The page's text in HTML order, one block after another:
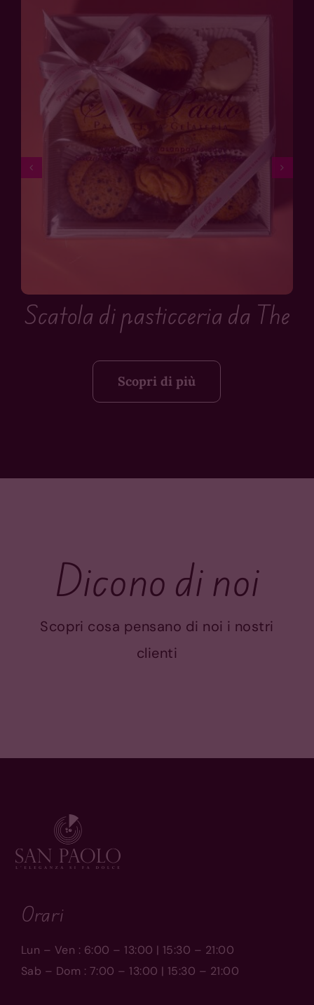
Scatola di pasticceria da The
Scopri di più
Dicono di noi
Scopri cosa pensano di noi i nostri
clienti
Orari
Lun – Ven : 6:00 – 13:00 | 15:30 – 21:00
Sab – Dom : 7:00 – 13:00 | 15:30 – 21:00